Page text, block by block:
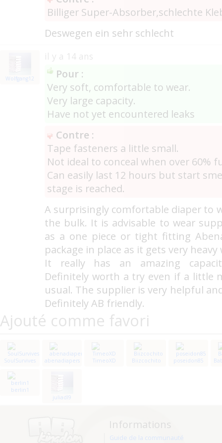
Billiger Super-Absorber,schlechte
Deswegen ein sehr schlecht
Wolfgang12
il y a 14 ans
Pour :
Very soft, comfortable to wear.
Very large capacity.
Have not yet encountered leaks
Contre :
Tape fasteners a little small.
Not ideal to conceal when over 60%
Can easily last 12 hours but start
stage is reached.
A surprisingly comfortable diaper to
the bulk. It is advisable to wear
as a one piece or tight fitting
package in place as it gets very
It really has an amazing
Definitely worth a try even if a little
usual. The supplier is very helpful
Definitely AB friendly.
Ajouté comme favori
SoulSurvives abenadiapers TimeoXD Biizcochito poseidon85
berlin1
juliadl9
Informations
Guide de la communauté